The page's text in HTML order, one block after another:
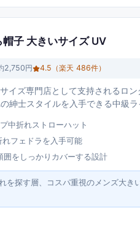
子 大きいサイズ UV
2,750円 4.5 （楽天 486件）
イズ専門店として支持されるロ
紳士スタイルを入手できる中級ラ
中折れストローハット
フェドラを入手可能
をしっかりカバーする設計
を探す層、コスパ重視のメンズ大き